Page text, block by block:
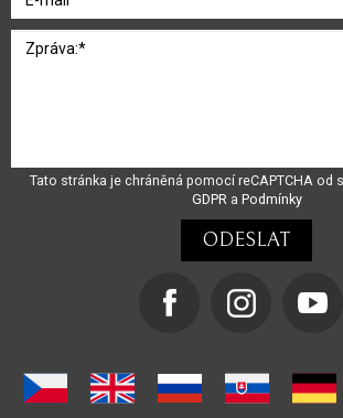
Tato stránka je chráněná pomocí reCAPTCHA od
GDPRa Podmínky